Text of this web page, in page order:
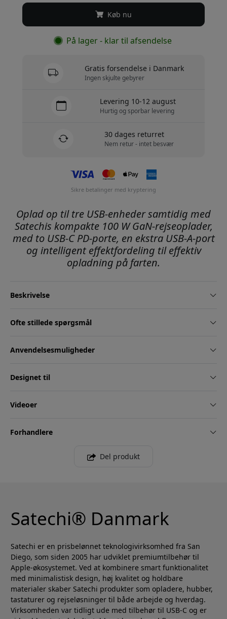
Køb nu
På lager - klar til afsendelse
Gratis forsendelse i Danmark
Ingen skjulte gebyrer
Levering 10-12 august
Hurtig og sporbar levering
30 dages returret
Nem retur - intet besvær
Sikre betalinger med kryptering
Oplad op til tre USB-enheder samtidig med
Satechis kompakte 100 W GaN-rejseoplader,
med to USB-C PD-porte, en ekstra USB-A-port
og intelligent effektfordeling til effektiv
opladning på farten.
Beskrivelse
Ofte stillede spørgsmål
Anvendelsesmuligheder
Designet til
Videoer
Forhandlere
Del produkt
Satechi® Danmark
Satechi er en prisbelønnet teknologivirksomhed fra San
Diego, som siden 2005 har udviklet premiumtilbehør til
Apple-økosystemet. Ved at kombinere smart funktionalitet
med minimalistisk design, høj kvalitet og holdbare
materialer skaber Satechi produkter som opladere, hubber,
tastaturer og rejseløsninger til både arbejde og hverdag.
Virksomheden var tidligt ude med tilbehør til USB-C og er